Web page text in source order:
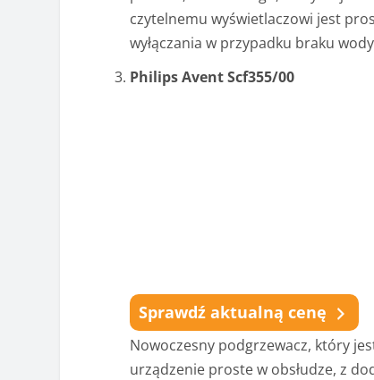
czytelnemu wyświetlaczowi jest
wyłączania w przypadku braku
Philips Avent Scf355/00
Sprawdź aktualną cenę
Nowoczesny podgrzewacz, który
urządzenie proste w obsłudze, z